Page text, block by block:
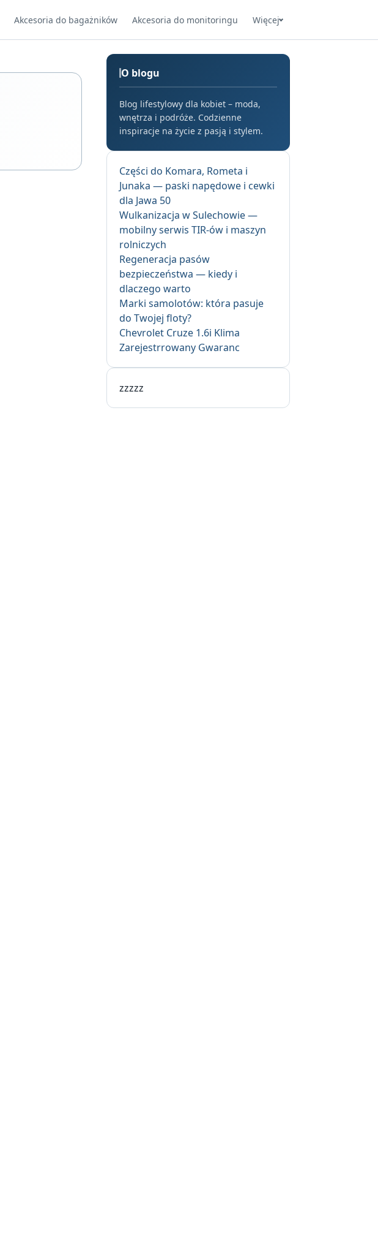
Akcesoria do bagażników Akcesoria do monitoringu Więcej
O blogu
Blog lifestylowy dla kobiet – moda,
wnętrza i podróże. Codzienne
inspiracje na życie z pasją i stylem.
Części do Komara, Rometa i
Junaka — paski napędowe i cewki
dla Jawa 50
Wulkanizacja w Sulechowie —
mobilny serwis TIR-ów i maszyn
rolniczych
Regeneracja pasów
bezpieczeństwa — kiedy i
dlaczego warto
Marki samolotów: która pasuje
do Twojej floty?
Chevrolet Cruze 1.6i Klima
Zarejestrrowany Gwaranc
zzzzz